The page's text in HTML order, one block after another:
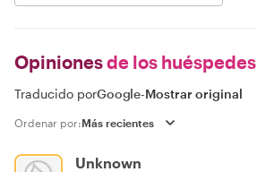
Opinionesde los huéspedes
Traducido porGoogle-Mostrar original
Ordenar por:
Unknown